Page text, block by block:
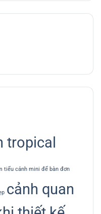
tropical
tiểu cảnh mini để bàn đơn
cảnh quan